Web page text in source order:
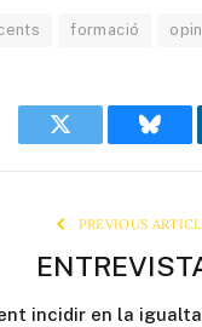
formació
Twitter
PREVIOUS
incidir en la